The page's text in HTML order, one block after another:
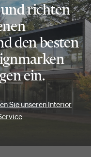
richten
den besten
ein.
Sie unseren Interior